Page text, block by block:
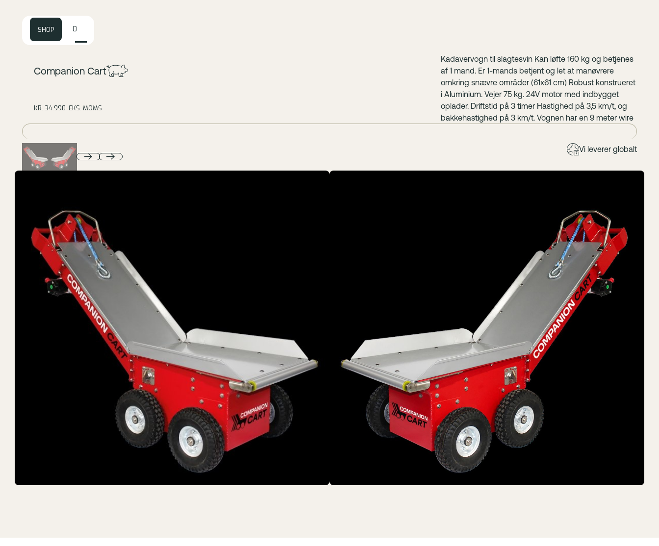
SHOP 0
Companion Cart
KR. 34.990 EKS. MOMS
Kadavervogn til slagtesvin Kan løfte 160 kg og betjenes
af 1 mand. Er 1-mands betjent og let at manøvrere
omkring snævre områder (61x61 cm) Robust konstrueret
i Aluminium. Vejer 75 kg. 24V motor med indbygget
oplader. Driftstid på 3 timer Hastighed på 3,5 km/t, og
bakkehastighed på 3 km/t. Vognen har en 9 meter wire
Vi leverer globalt